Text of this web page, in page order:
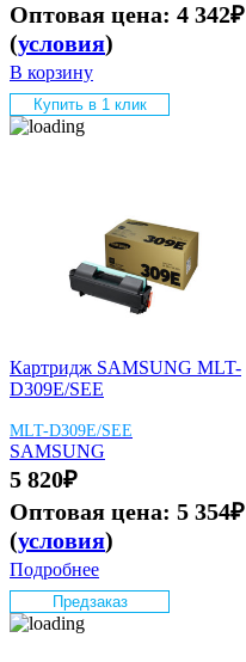
Оптовая цена: 4 342₽
(условия)
В корзину
Купить в 1 клик
Картридж SAMSUNG MLT-
D309E/SEE
MLT-D309E/SEE
SAMSUNG
5 820₽
Оптовая цена: 5 354₽
(условия)
Подробнее
Предзаказ